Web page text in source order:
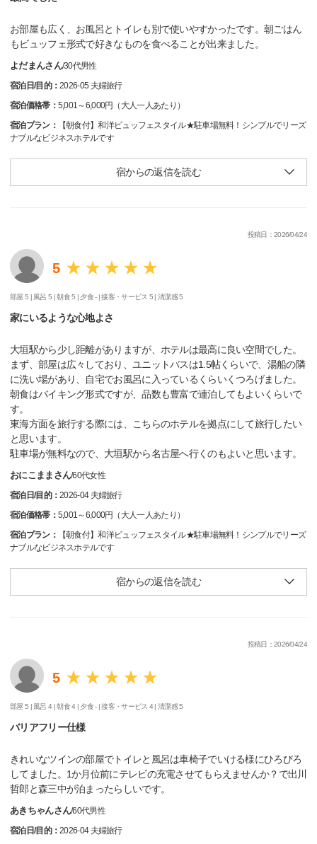
お部屋も広く、お風呂とトイレも別で使いやすかったです。朝ごはん
もビュッフェ形式で好きなものを食べることが出来ました。
よだまんさん/30代男性
宿泊日/目的：2026-05 夫婦旅行
宿泊価格帯： 5,001～6,000円（大人一人あたり）
宿泊プラン：
【朝食付】和洋ビュッフェスタイル★駐車場無料！シンプルでリーズ
ナブルなビジネスホテルです
宿からの返信を読む
投稿日：2026/04/24
5
部屋 5 | 風呂 5 |朝食 5 | 夕食 - |接客・サービス 5 |清潔感 5
家にいるような心地よさ
大垣駅から少し距離がありますが、ホテルは最高に良い空間でした。
まず、部屋は広々しており、ユニットバスは1.5帖くらいで、湯船の隣
に洗い場があり、自宅でお風呂に入っているくらいくつろげました。
朝食はバイキング形式ですが、品数も豊富で連泊してもよいくらいで
す。
東海方面を旅行する際には、こちらのホテルを拠点にして旅行したい
と思います。
駐車場が無料なので、大垣駅から名古屋へ行くのもよいと思います。
おにこままさん/60代女性
宿泊日/目的：2026-04 夫婦旅行
宿泊価格帯： 5,001～6,000円（大人一人あたり）
宿泊プラン：
【朝食付】和洋ビュッフェスタイル★駐車場無料！シンプルでリーズ
ナブルなビジネスホテルです
宿からの返信を読む
投稿日：2026/04/24
5
部屋 5 | 風呂 4 |朝食 4 | 夕食 - |接客・サービス 4 |清潔感 5
バリアフリー仕様
きれいなツインの部屋でトイレと風呂は車椅子でいける様にひろびろ
してました。1か月位前にテレビの充電させてもらえませんか？で出川
哲郎と森三中が泊まったらしいです。
あきちゃんさん/60代男性
宿泊日/目的：2026-04 夫婦旅行